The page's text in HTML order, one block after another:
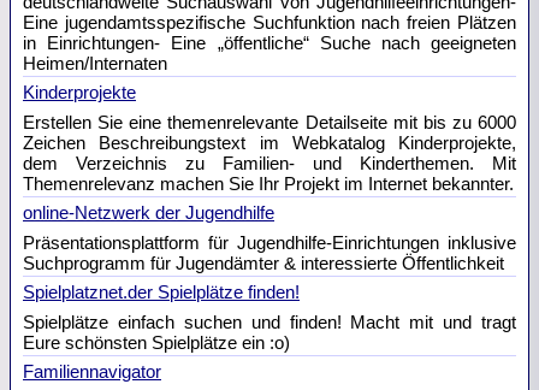
Eine jugendamtsspezifische Suchfunktion nach freien Plätzen
in Einrichtungen- Eine „öffentliche“ Suche nach geeigneten
Heimen/Internaten
Kinderprojekte
Erstellen Sie eine themenrelevante Detailseite mit bis zu 6000
Zeichen Beschreibungstext im Webkatalog Kinderprojekte,
dem Verzeichnis zu Familien- und Kinderthemen. Mit
Themenrelevanz machen Sie Ihr Projekt im Internet bekannter.
online-Netzwerk der Jugendhilfe
Präsentationsplattform für Jugendhilfe-Einrichtungen inklusive
Suchprogramm für Jugendämter & interessierte Öffentlichkeit
Spielplatznet.der Spielplätze finden!
Spielplätze einfach suchen und finden! Macht mit und tragt
Eure schönsten Spielplätze ein :o)
Familiennavigator